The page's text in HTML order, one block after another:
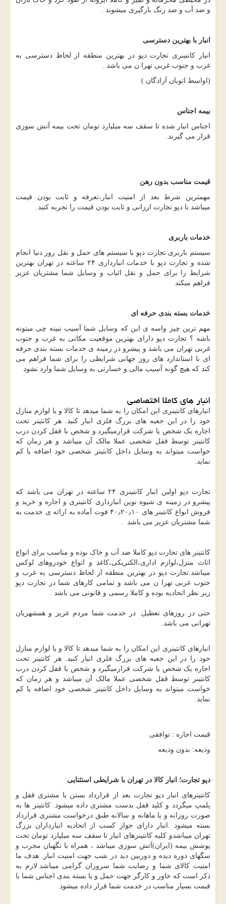
و ضد آب و ضد زنگ بارگیری میشوند .
انبار با بهترین دسترسی
انبار کانتینری تجارت دپو در بهترین منطقه از لحاظ دسترسی به
غرب و جنوب غربی تهرا ن می باشد .
(اواسط اتوبان آزادگان )
بیمه اجناس
اجناس انبار شده تا سقف سه میلیارد تومان تحت بیمه آتش سوزی
قرار می گیرند.
قیمت مناسب بدون رهن
مهمترین شرط بعد از امنیت انبار،تعرفه و ثابت بودن قیمت
میباشد.با دپو تجارت ارزانی و ثابت بودن قیمت را تجربه کنید.
خدمات باربری
سیستم باربری تجارت دپو با سیستم های حمل و نقل روز دنیا انجام
شده و تجارت دپو با خدمات انبارداری ۲۴ ساعته در تهران بهترین
شرایط را برای حمل و نقل اثباب و وسایل شما مشتریان عزیز
فراهم میکند
خدمات بسته بندی حرفه ای
مهم ترین چیز واسه ی این که وسایل شما آسیب نبینه چی میتونه
باشه ؟ تجارت دپو دارای بهترین موقعیت مکانی به غرب و جنوب
غربی تهران می باشد و پیشرو در زمینه ی خدمات بسته بندی حرفه
ای با استاندارد های روز جهانی شرایطی را برای شما فراهم می
کند که هیچ گونه آسیب مالی و خسارتی به وسایل شما وارد نشود
انبار های کاملا اختصاصی
انبارهای کانتینری این امکان را به شما میدهد تا کالا و یا لوازم منازل
خود را در این جعبه های بزرگ فلزی انبار کنید. هر کانتینر تحت
اجاره یک شخص یا شرکت قرارمیگیرد و شخص با قفل کردن درب
کانتینر توسط قفل شخصی عملا مالک آن میباشد و هر زمان که
خواست میتواند به وسایل داخل کانتینر شخصی خود اضافه یا کم
نماید.
تجارت دپو اولین انبار کانتینری ۲۴ ساعته در تهران می باشد که
پیشرو در زمینه ی شیوه نوین انبارداری کانتینری و اجاره و خرید و
فروش انواع کانتینر های ۴۰٫۲۰٫۱۰ فوت آماده به ارائه ی خدمت به
شما مشتریان عزیز می باشد .
کانتینر های تجارت دپو کاملا ضد آب و خاک بوده و مناسب برای انواع
اثاث منزل،لوازم اداری،الکتریکی،کاغذ و انواع خودروهای لوکس
میباشد.تجارت دپو در بهترین منطقه از لحاظ دسترسی به غرب و
جنوب غربی تهرا ن می باشد و تمامی کارهای شما در تجارت دپو
زیر نظر اتحادیه بوده و کاملا رسمی و قانونی می باشد .
حتی در روزهای تعطیل. در خدمت شما مردم عزیز و همشهریان
تهرانی می باشد.
انبارهای کانتینری این امکان را به شما میدهد تا کالا و یا لوازم منازل
خود را در این جعبه های بزرگ فلزی انبار کنید. هر کانتینر تحت
اجاره یک شخص یا شرکت قرارمیگیرد و شخص با قفل کردن درب
کانتینر توسط قفل شخصی عملا مالک آن میباشد و هر زمان که
خواست میتواند به وسایل داخل کانتینر شخصی خود اضافه یا کم
نماید.
قیمت اجاره : توافقی
ودیعه: بدون ودیعه
دپو تجارت؛ انبار کالا در تهران با شرایطی استثنایی
کانتینرهای انبار دپو تجارت بعد از قرارداد بستن با مشتری قفل و
پلمپ میگردد و کلید قفل بدست مشتری داده میشود. کانتینر ها به
صورت روزانه و یا ماهانه و سالانه طبق درخواست مشتری قرارداد
بسته میشود .انبار دارای جواز کسب از اتحادیه انبارداران بزرگ
تهران میباشدو کلیه کانتینرهای انبار تا سقف سه میلیارد تومان تحت
پوشش بیمه (ایران)آتش سوزی میباشد ، همراه با نگهبان مجرب و
سگهای دوره دیده و دوربین دید در شب جهت امنیت انبار. هدف ما
امنیت کالای شما و رضایت شما سروران گرامی میباشد.لازم به
ذکر است که خاور و کارگر جهت حمل و یا بسته بندی اجناس شما با
قیمت بسیار مناسب در خدمت شما قرار داده میشود.